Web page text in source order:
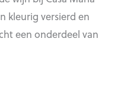
kleurig versierd en
een onderdeel van